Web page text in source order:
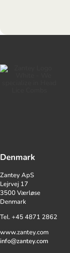
Denmark
Zantey ApS
Lejrvej 17
3500 Værløse
Denmark
Tel. +45 4871 2862
www.zantey.com
info@zantey.com